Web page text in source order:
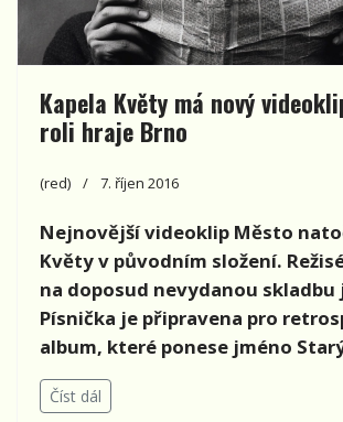
Kapela Květy má nový
roli hraje Brno
(red) 7. říjen 2016
Nejnovější videoklip Město
Květy v původním složení.
na doposud nevydanou skladbu
Písnička je připravena pro
album, které ponese jméno
Číst dál